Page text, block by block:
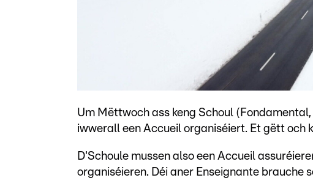
Um Mëttwoch ass keng Schoul
iwwerall een Accueil organiséiert. Et gëtt och
D'Schoule mussen also een Accueil
organiséieren. Déi aner Enseignante brauche